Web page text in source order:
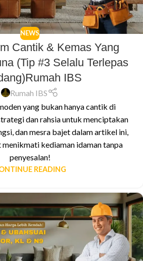
NEWS
Cantik & Kemas Yang
(Tip #3 Selalu Terlepas
IBS
Rumah IBS
yang bukan hanya cantik di
dan rahsia untuk menciptakan
dan mesra bajet dalam artikel ini,
menikmati kediaman idaman tanpa
penyesalan!
READING